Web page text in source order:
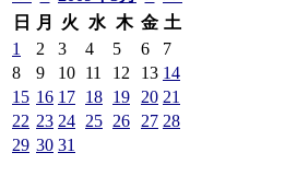
日
月 火 水 木 金 土
1
2 3 4 5 6
7
8
9 10 11 12 13 14
15 16 17 18 19 20 21
22 23 24 25 26 27 28
29 30 31